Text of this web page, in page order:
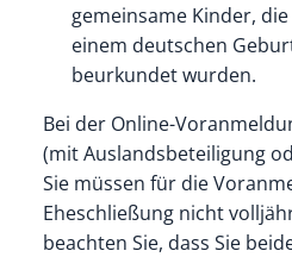
gemeinsame Kinder,
einem deutschen
beurkundet wurden.
Bei der Online-
(mit Auslandsbeteiligung
Sie müssen für die
Eheschließung nicht
beachten Sie, dass Sie